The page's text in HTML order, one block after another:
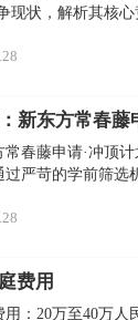
现状，解析其核心
新东方常春藤
制化升读解决
春藤申请·冲顶计
严苛的学前筛选
费用
：20万至40万人